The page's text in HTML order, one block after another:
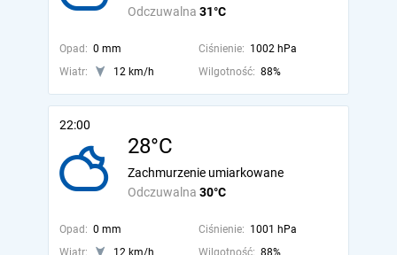
Odczuwalna 31°C
Opad: 0 mm Ciśnienie: 1002 hPa
Wiatr:
12 km/h Wilgotność: 88%
22:00
28°C
Odczuwalna 30°C
Zachmurzenie umiarkowane
Opad: 0 mm Ciśnienie: 1001 hPa
Wiatr:
12 km/h Wilgotność: 88%